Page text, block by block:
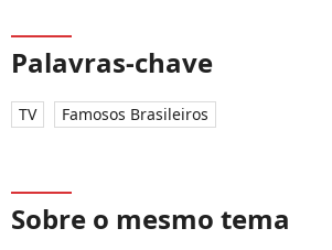
Palavras-chave
TV Famosos Brasileiros
Sobre o mesmo tema